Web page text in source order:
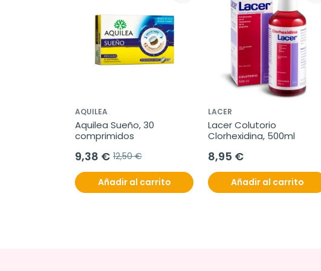
AQUILEA
Aquilea Sueño, 30
comprimidos
9,38 € 12,50 €
Añadir al carrito
LACER
Lacer Colutorio
Clorhexidina, 500ml
8,95 €
Añadir al carrito